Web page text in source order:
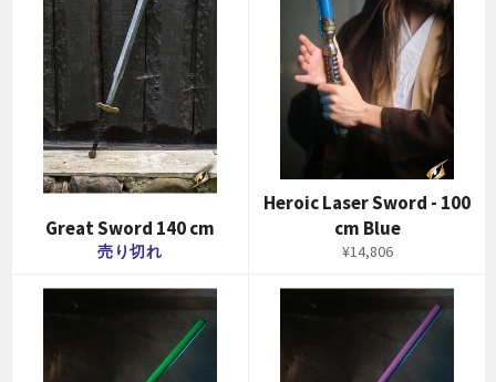
Great Sword 140 cm
売り切れ
Heroic Laser Sword - 100
cm Blue
通
価
¥14,806